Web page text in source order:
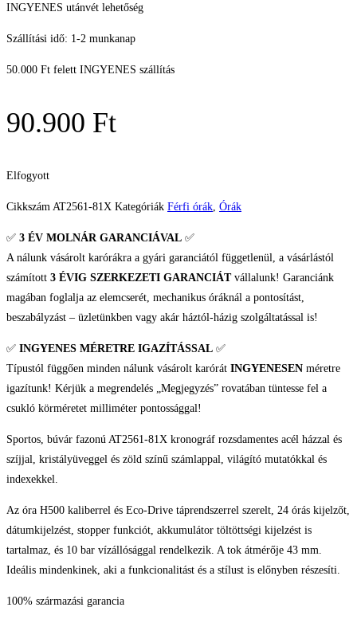
INGYENES utánvét lehetőség
Szállítási idő: 1-2 munkanap
50.000 Ft felett INGYENES szállítás
90.900 Ft
Elfogyott
Cikkszám AT2561-81X Kategóriák Férfi órák, Órák
✅ 3 ÉV MOLNÁR GARANCIÁVAL ✅
A nálunk vásárolt karórákra a gyári garanciától függetlenül, a vásárlástól
számított 3 ÉVIG SZERKEZETI GARANCIÁTvállalunk! Garanciánk
magában foglalja az elemcserét, mechanikus óráknál a pontosítást,
beszabályzást – üzletünkben vagy akár háztól-házig szolgáltatással is!
✅ INGYENES MÉRETRE IGAZÍTÁSSAL ✅
Típustól függően minden nálunk vásárolt karórát INGYENESEN méretre
igazítunk! Kérjük a megrendelés „Megjegyzés” rovatában tüntesse fel a
csukló körméretet milliméter pontossággal!
Sportos, búvár fazonú AT2561-81X kronográf rozsdamentes acél házzal és
szíjjal, kristályüveggel és zöld színű számlappal, világító mutatókkal és
indexekkel.
Az óra H500 kaliberrel és Eco-Drive táprendszerrel szerelt, 24 órás kijelzőt,
dátumkijelzést, stopper funkciót, akkumulátor töltöttségi kijelzést is
tartalmaz, és 10 bar vízállósággal rendelkezik. A tok átmérője 43 mm.
Ideális mindenkinek, aki a funkcionalitást és a stílust is előnyben részesíti.
100% származási garancia